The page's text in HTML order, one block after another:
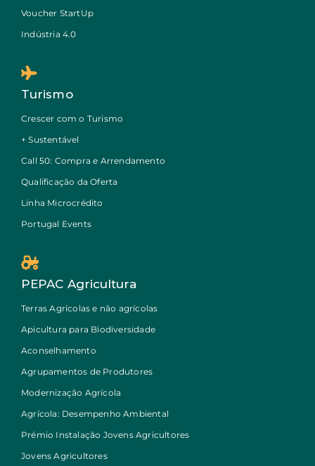
Voucher StartUp
Indústria 4.0
Turismo
Crescer com o Turismo
+ Sustentável
Call 50: Compra e Arrendamento
Qualificação da Oferta
Linha Microcrédito
Portugal Events
PEPAC Agricultura
Terras Agrícolas e não agrícolas
Apicultura para Biodiversidade
Aconselhamento
Agrupamentos de Produtores
Modernização Agrícola
Agrícola: Desempenho Ambiental
Prémio Instalação Jovens Agricultores
Jovens Agricultores